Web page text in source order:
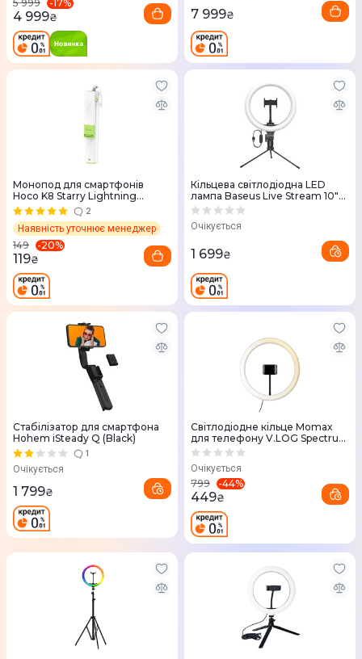
5 999
-17%
4 999₴ 7 999₴
Монопод для смартфонів
Hoco K8 Starry Lightning
Connect (White)
2
Наявність уточнює менеджер
149 -20%
119₴
Кільцева світлодіодна LED
лампа Baseus Live Stream 10"
(Black) CRZB10-A01
Очікується
1 699₴
Стабілізатор для смартфона
Hohem iSteady Q (Black)
1
Очікується
1 799₴
Світлодіодне кільце Momax
для телефону V.LOG Spectrum
Ring Light 12" FL3D
Очікується
799 -44%
449₴